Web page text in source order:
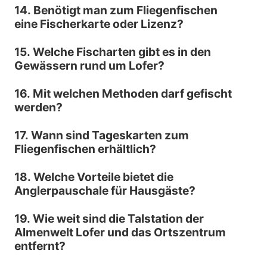
14. Benötigt man zum Fliegenfischen
eine Fischerkarte oder Lizenz?
15. Welche Fischarten gibt es in den
Gewässern rund um Lofer?
16. Mit welchen Methoden darf gefischt
werden?
17. Wann sind Tageskarten zum
Fliegenfischen erhältlich?
18. Welche Vorteile bietet die
Anglerpauschale für Hausgäste?
19. Wie weit sind die Talstation der
Almenwelt Lofer und das Ortszentrum
entfernt?